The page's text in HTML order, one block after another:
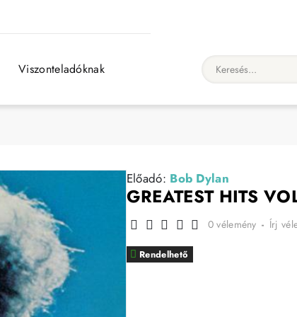
Viszonteladóknak Keresés...
Előadó: Bob Dylan
GREATEST HITS
Rendelhető
0 vélemény - Írj